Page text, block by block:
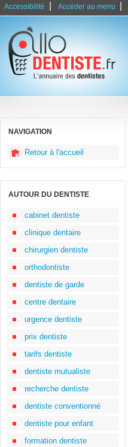
Accessibilité Accéder au menu
NAVIGATION
Retour à l'accueil
AUTOUR DU DENTISTE
cabinet dentiste
clinique dentaire
chirurgien dentiste
orthodontiste
dentiste de garde
centre dentaire
urgence dentiste
prix dentiste
tarifs dentiste
dentiste mutualiste
recherche dentiste
dentiste conventionné
dentiste pour enfant
formation dentiste